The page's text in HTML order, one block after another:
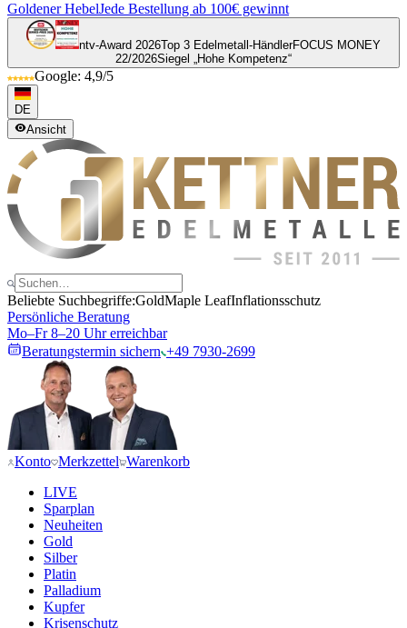
Goldener HebelJede Bestellung ab 100€ gewinnt
ntv-Award 2026Top 3 Edelmetall-HändlerFOCUS MONEY
22/2026Siegel „Hohe Kompetenz“
Google: 4,9/5
DE
Ansicht
Beliebte Suchbegriffe:GoldMaple LeafInflationsschutz
Persönliche Beratung
Mo–Fr 8–20 Uhr erreichbar
Beratungstermin sichern +49 7930-2699
Konto Merkzettel Warenkorb
LIVE
Sparplan
Neuheiten
Gold
Silber
Platin
Palladium
Kupfer
Krisenschutz